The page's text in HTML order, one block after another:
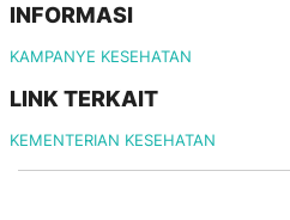
INFORMASI
KAMPANYE KESEHATAN
LINK TERKAIT
KEMENTERIAN KESEHATAN